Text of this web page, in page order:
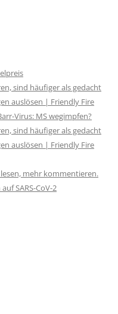
sind häufiger als gedacht
auslösen | Friendly Fire
Virus: MS wegimpfen?
sind häufiger als gedacht
auslösen | Friendly Fire
mehr kommentieren.
SARS-CoV-2